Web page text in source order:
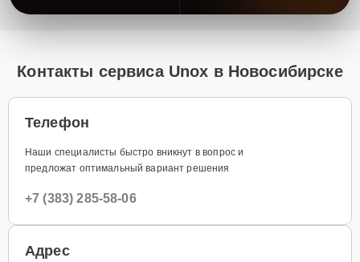
Контакты сервиса Unox в Новосибирске
Телефон
Наши специалисты быстро вникнут в вопрос и
предложат оптимальный вариант решения
+7 (383) 285-58-06
Адрес